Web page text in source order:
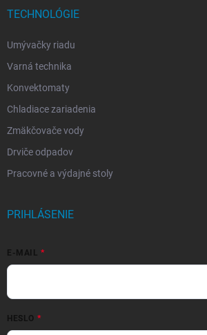
TECHNOLÓGIE
Umývačky riadu
Varná technika
Konvektomaty
Chladiace zariadenia
Zmäkčovače vody
Drviče odpadov
Pracovné a výdajné stoly
PRIHLÁSENIE
E-MAIL
HESLO